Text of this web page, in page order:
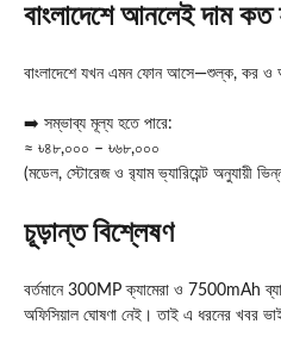
বাংলাদেশে আনলেই দাম কত
বাংলাদেশে যখন এমন ফোন আসে—শুল্ক, কর ও
➡️ সম্ভাব্য মূল্য হতে পারে:
≈ ৳৪৮,০০০ – ৳৬৮,০০০
(মডেল, স্টোরেজ ও র‍্যাম ভ্যারিয়েন্ট অনুযায়ী
চূড়ান্ত বিশ্লেষণ
বর্তমানে 300MP ক্যামেরা ও 7500mAh
অফিসিয়াল ঘোষণা নেই। তাই এ ধরনের খবর